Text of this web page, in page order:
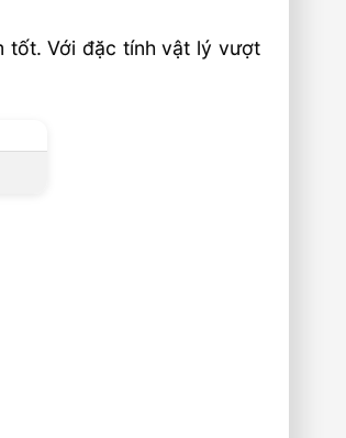
tốt. Với đặc tính vật lý vượt